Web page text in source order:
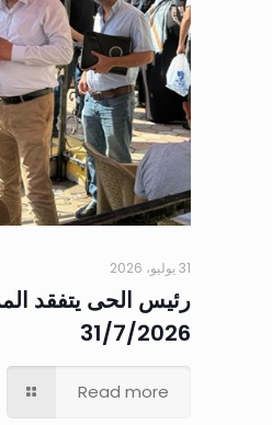
31 يوليو، 2026
رئيس الحى يتفقد
31/7/2026
Read more